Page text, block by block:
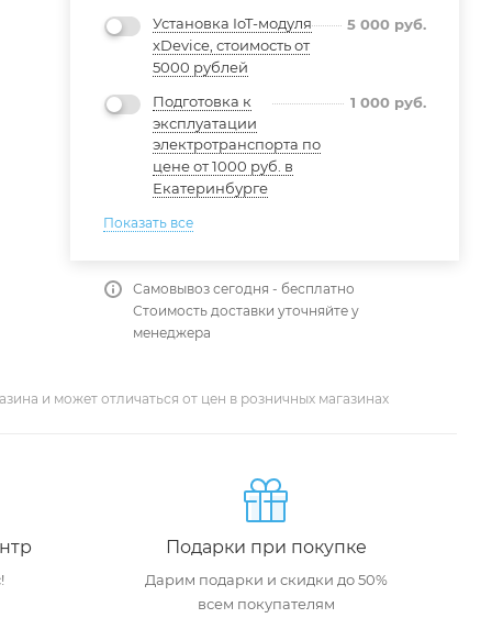
Установка IoT-модуля
xDevice, стоимость от
5000 рублей
5 000руб.
Подготовка к
эксплуатации
электротранспорта по
цене от 1000 руб. в
Екатеринбурге
1 000руб.
Показать все
Самовывоз сегодня - бесплатно
Стоимость доставки уточняйте у
менеджера
и может отличаться от цен в розничных магазинах
Подарки при покупке
Дарим подарки и скидки до 50%
всем покупателям